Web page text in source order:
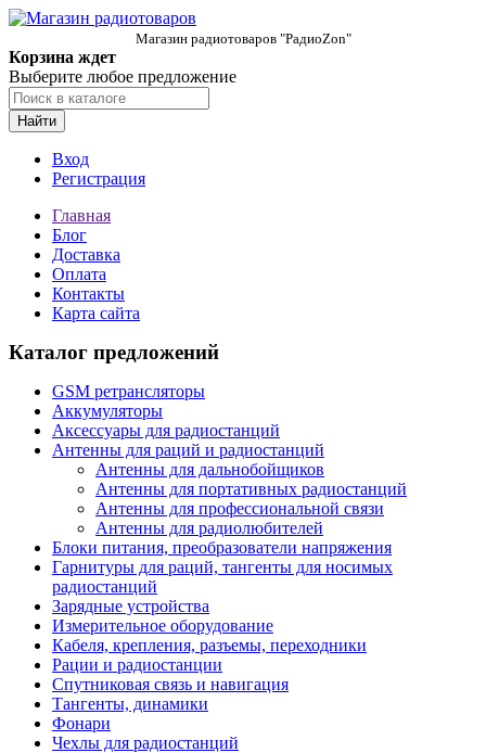
Магазин радиотоваров "РадиоZon"
Корзина ждет
Выберите любое предложение
Найти
Вход
Регистрация
Главная
Блог
Доставка
Оплата
Контакты
Карта сайта
Каталог предложений
GSM ретрансляторы
Аккумуляторы
Аксессуары для радиостанций
Антенны для раций и радиостанций
Антенны для дальнобойщиков
Антенны для портативных радиостанций
Антенны для профессиональной связи
Антенны для радиолюбителей
Блоки питания, преобразователи напряжения
Гарнитуры для раций, тангенты для носимых
радиостанций
Зарядные устройства
Измерительное оборудование
Кабеля, крепления, разъемы, переходники
Рации и радиостанции
Спутниковая связь и навигация
Тангенты, динамики
Фонари
Чехлы для радиостанций